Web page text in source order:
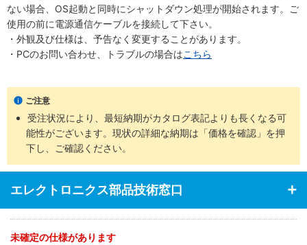
ない場合、OS起動と同時にシャットダウン処理が開始されます。ご
使用の前に電源通信ケーブルを接続して下さい。
・外観及び仕様は、予告なく変更することがあります。
・PCのお問い合わせ、トラブルの場合はこちら
ご注意
受注状況により、最短納期がカタログ表記よりも長くなる可
能性がございます。現状の詳細な納期は「価格を確認」を押
下し、ご確認ください。
エレクトロニクス部品技術窓口
未確定の仕様があります